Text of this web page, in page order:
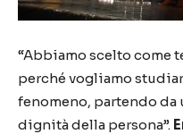
“Abbiamo scelto come
perché vogliamo
fenomeno, partendo
dignità della persona”.